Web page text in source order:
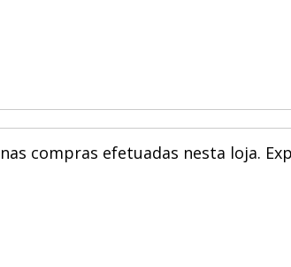
compras efetuadas nesta loja.